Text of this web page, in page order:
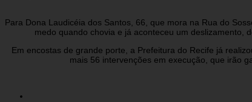
Para Dona Laudicéia dos Santos, 66, que mora na Rua do
medo quando chovia e já aconteceu um deslizamento,
Em encostas de grande porte, a Prefeitura do Recife já
mais 56 intervenções em execução, que irão